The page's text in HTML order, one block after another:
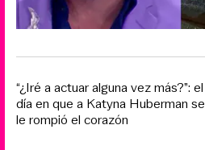
“¿Iré a actuar alguna vez más?”: el
día en que a Katyna Huberman se
le rompió el corazón